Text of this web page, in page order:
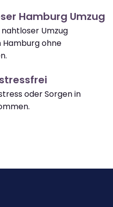
Hamburg Umzug
Umzug
ohne
oder Sorgen in